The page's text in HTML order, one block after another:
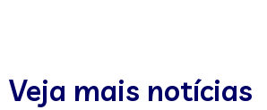
Veja mais notícias